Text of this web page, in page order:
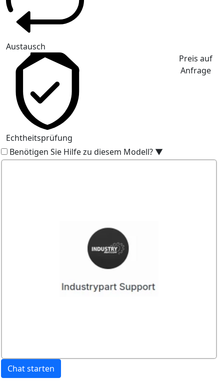
Austausch
Echtheitsprüfung
Preis auf
Anfrage
Benötigen Sie Hilfe zu diesem Modell? ▼
Chat starten